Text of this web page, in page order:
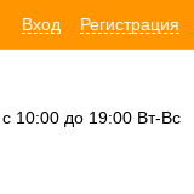
Вход Регистрация
с 10:00 до 19:00 Вт-Вс